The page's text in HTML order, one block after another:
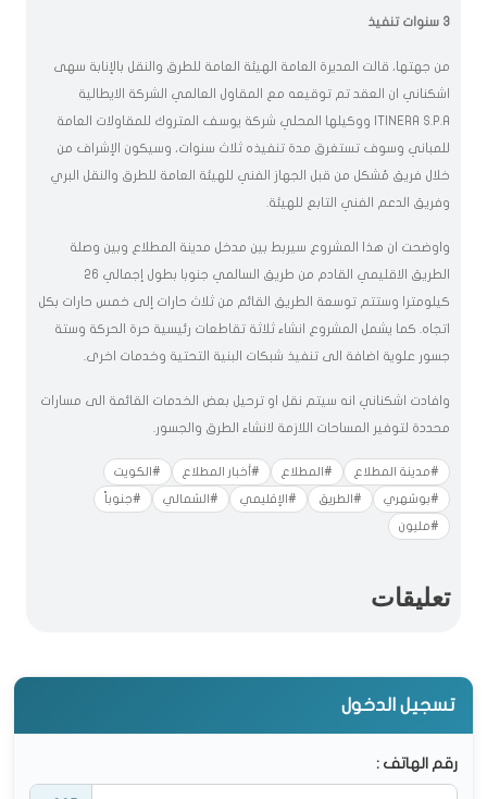
3 سنوات تنفيذ
من جهتها، قالت المديرة العامة الهيئة العامة للطرق والنقل بالإنابة سهى
اشكناني ان العقد تم توقيعه مع المقاول العالمي الشركة الايطالية
ITINERA S.P.A ووكيلها المحلي شركة يوسف المتروك للمقاولات العامة
للمباني وسوف تستغرق مدة تنفيذه ثلاث سنوات، وسيكون الإشراف من
خلال فريق مُشكل من قبل الجهاز الفني للهيئة العامة للطرق والنقل البري
وفريق الدعم الفني التابع للهيئة.
واوضحت ان هذا المشروع سيربط بين مدخل مدينة المطلاع وبين وصلة
الطريق الاقليمي القادم من طريق السالمي جنوبا بطول إجمالي 26
كيلومترا وستتم توسعة الطريق القائم من ثلاث حارات إلى خمس حارات بكل
اتجاه. كما يشمل المشروع انشاء ثلاثة تقاطعات رئيسية حرة الحركة وستة
جسور علوية اضافة الى تنفيذ شبكات البنية التحتية وخدمات اخرى.
وافادت اشكناني انه سيتم نقل او ترحيل بعض الخدمات القائمة الى مسارات
محددة لتوفير المساحات اللازمة لانشاء الطرق والجسور.
#مدينة المطلاع #المطلاع #أخبار المطلاع #الكويت
#بوشهري #الطريق #الإقليمي #الشمالي #جنوباً
#مليون
تعليقات
تسجيل الدخول
رقم الهاتف :